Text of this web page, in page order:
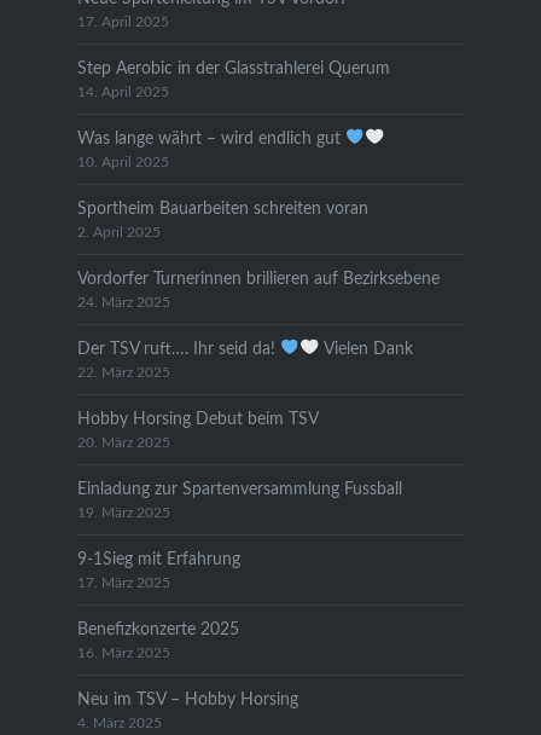
17. April 2025
Step Aerobic in der Glasstrahlerei Querum
14. April 2025
Was lange währt – wird endlich gut
10. April 2025
Sportheim Bauarbeiten schreiten voran
2. April 2025
Vordorfer Turnerinnen brillieren auf Bezirksebene
24. März 2025
Der TSV ruft…. Ihr seid da! Vielen Dank
22. März 2025
Hobby Horsing Debut beim TSV
20. März 2025
Einladung zur Spartenversammlung Fussball
19. März 2025
9-1Sieg mit Erfahrung
17. März 2025
Benefizkonzerte 2025
16. März 2025
Neu im TSV – Hobby Horsing
4. März 2025